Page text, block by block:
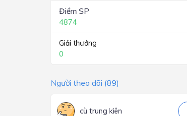
Điểm SP
4874
Giải thưởng
0
Người theo dõi (89)
cù trung kiên